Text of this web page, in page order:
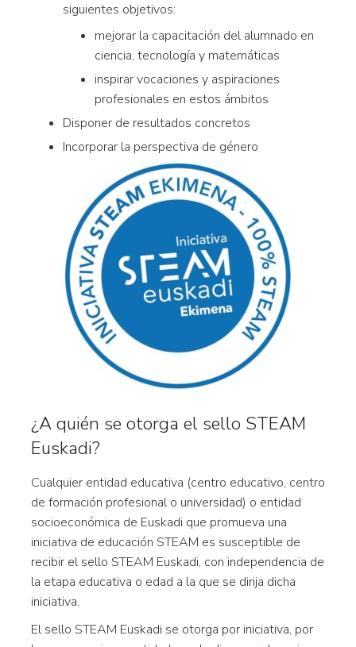
siguientes objetivos:
mejorar la capacitación del alumnado en
ciencia, tecnología y matemáticas
inspirar vocaciones y aspiraciones
profesionales en estos ámbitos
Disponer de resultados concretos
Incorporar la perspectiva de género
¿A quién se otorga el sello STEAM
Euskadi?
Cualquier entidad educativa (centro educativo, centro
de formación profesional o universidad) o entidad
socioeconómica de Euskadi que promueva una
iniciativa de educación STEAM es susceptible de
recibir el sello STEAM Euskadi, con independencia de
la etapa educativa o edad a la que se dirija dicha
iniciativa.
El sello STEAM Euskadi se otorga por iniciativa, por